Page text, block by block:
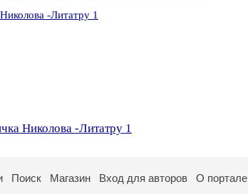
-Литатру 1
Николова -Литатру 1
Поиск Магазин Вход для авторов О портале